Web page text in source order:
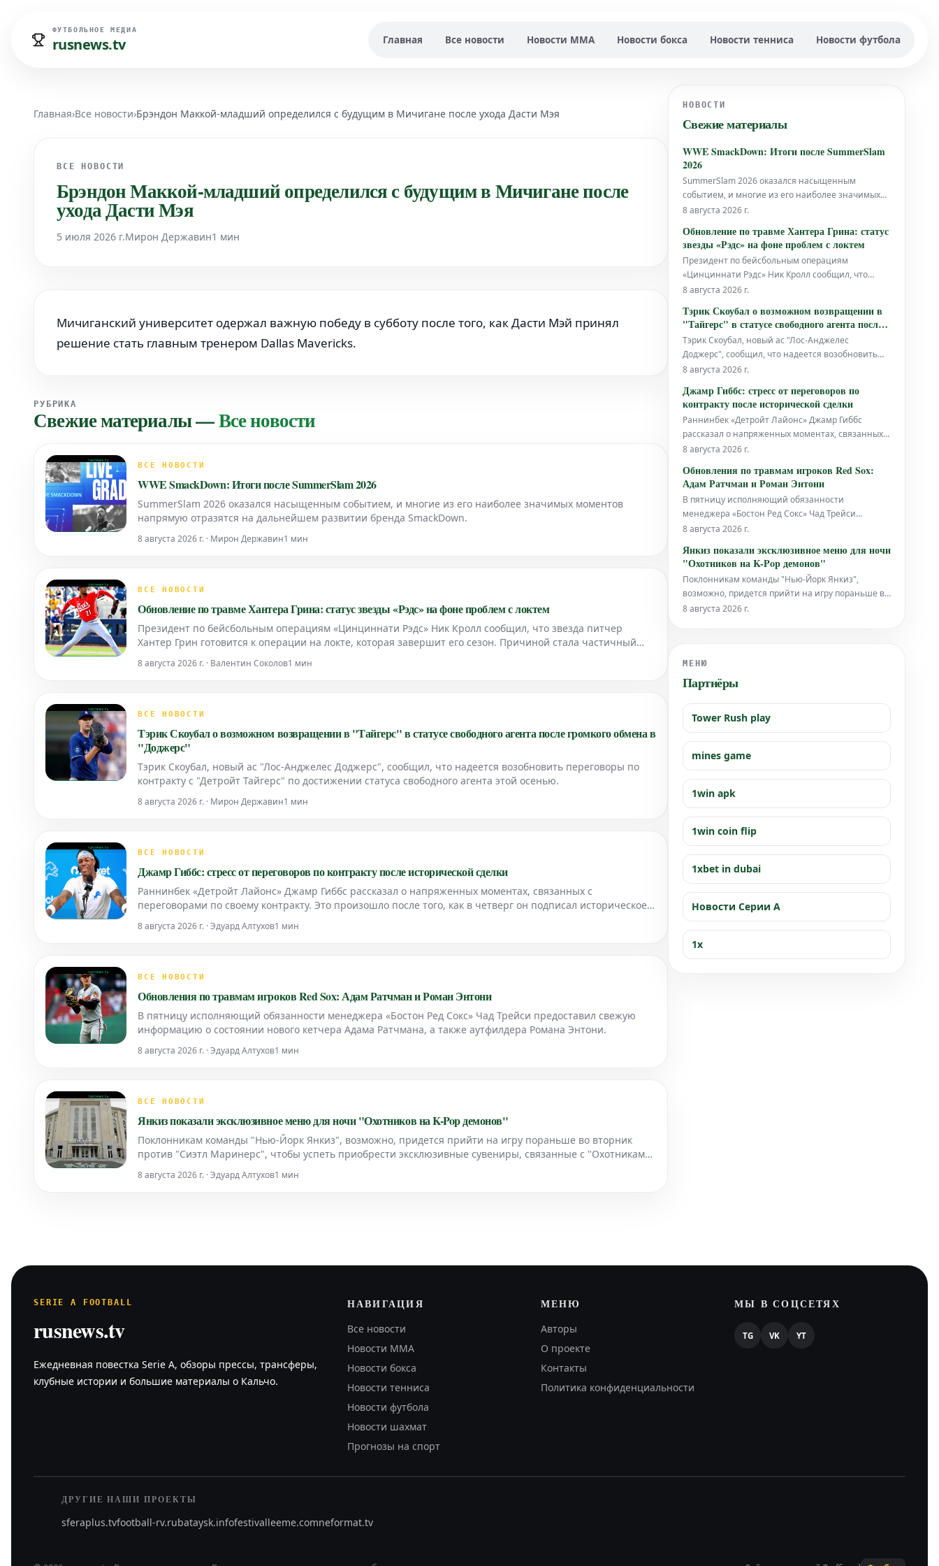
ФУТБОЛЬНОЕ МЕДИА
rusnews.tv Главная Все новости Новости MMA Новости бокса Новости тенниса Новости футбола
Главная›Все новости›Брэндон Маккой-младший определился с будущим в Мичигане после ухода Дасти Мэя
ВСЕ НОВОСТИ
Брэндон Маккой-младший определился с будущим в Мичигане после
ухода Дасти Мэя
5 июля 2026 г.Мирон Державин1 мин
Мичиганский университет одержал важную победу в субботу после того, как Дасти Мэй принял
решение стать главным тренером Dallas Mavericks.
РУБРИКА
Свежие материалы—Все новости
ВСЕ НОВОСТИ
WWE SmackDown: Итоги после SummerSlam 2026
SummerSlam 2026 оказался насыщенным событием, и многие из его наиболее значимых моментов
напрямую отразятся на дальнейшем развитии бренда SmackDown.
8 августа 2026 г. · Мирон Державин1 мин
ВСЕ НОВОСТИ
Обновление по травме Хантера Грина: статус звезды «Рэдс» на фоне проблем с локтем
Президент по бейсбольным операциям «Цинциннати Рэдс» Ник Кролл сообщил, что звезда питчер
Хантер Грин готовится к операции на локте, которая завершит его сезон. Причиной стала частичный
8 августа 2026 г. · Валентин Соколов1 мин
ВСЕ НОВОСТИ
Тэрик Скоубал о возможном возвращении в "Тайгерс" в статусе свободного агента после громкого обмена в
"Доджерс"
Тэрик Скоубал, новый ас "Лос-Анджелес Доджерс", сообщил, что надеется возобновить переговоры по
контракту с "Детройт Тайгерс" по достижении статуса свободного агента этой осенью.
8 августа 2026 г. · Мирон Державин1 мин
ВСЕ НОВОСТИ
Джамр Гиббс: стресс от переговоров по контракту после исторической сделки
Раннинбек «Детройт Лайонс» Джамр Гиббс рассказал о напряженных моментах, связанных с
переговорами по своему контракту. Это произошло после того, как в четверг он подписал историческое
8 августа 2026 г. · Эдуард Алтухов1 мин
ВСЕ НОВОСТИ
Обновления по травмам игроков Red Sox: Адам Ратчман и Роман Энтони
В пятницу исполняющий обязанности менеджера «Бостон Ред Сокс» Чад Трейси предоставил свежую
информацию о состоянии нового кетчера Адама Ратчмана, а также аутфилдера Романа Энтони.
8 августа 2026 г. · Эдуард Алтухов1 мин
ВСЕ НОВОСТИ
Янкиз показали эксклюзивное меню для ночи "Охотников на K-Pop демонов"
Поклонникам команды "Нью-Йорк Янкиз", возможно, придется прийти на игру пораньше во вторник
против "Сиэтл Маринерс", чтобы успеть приобрести эксклюзивные сувениры, связанные с "Охотниками
8 августа 2026 г. · Эдуард Алтухов1 мин
НОВОСТИ
Свежие материалы
WWE SmackDown: Итоги после SummerSlam
2026
SummerSlam 2026 оказался насыщенным
событием, и многие из его наиболее значимых
моментов напрямую отразятся на дальнейшем
8 августа 2026 г.
Обновление по травме Хантера Грина: статус
звезды «Рэдс» на фоне проблем с локтем
Президент по бейсбольным операциям
«Цинциннати Рэдс» Ник Кролл сообщил, что
звезда питчер Хантер Грин готовится к операции
стала частичный разрыв связки, как сообщает
Бриттани Гироли из The Athletic.
8 августа 2026 г.
Тэрик Скоубал о возможном возвращении в
"Тайгерс" в статусе свободного агента после
громкого обмена в "Доджерс"
Тэрик Скоубал, новый ас "Лос-Анджелес
Доджерс", сообщил, что надеется возобновить
переговоры по контракту с "Детройт Тайгерс" по
осенью.
8 августа 2026 г.
Джамр Гиббс: стресс от переговоров по
контракту после исторической сделки
Раннинбек «Детройт Лайонс» Джамр Гиббс
рассказал о напряженных моментах, связанных с
переговорами по своему контракту. Это
историческое соглашение, которое сделало его
самым высокооплачиваемым раннинбеком в
НФЛ, как сообщает ESPN.
8 августа 2026 г.
Обновления по травмам игроков Red Sox:
Адам Ратчман и Роман Энтони
В пятницу исполняющий обязанности
менеджера «Бостон Ред Сокс» Чад Трейси
предоставил свежую информацию о состоянии
аутфилдера Романа Энтони.
8 августа 2026 г.
Янкиз показали эксклюзивное меню для ночи
"Охотников на K-Pop демонов"
Поклонникам команды "Нью-Йорк Янкиз",
возможно, придется прийти на игру пораньше во
вторник против "Сиэтл Маринерс", чтобы успеть
8 августа 2026 г.
МЕНЮ
Партнёры
Tower Rush play
mines game
1win apk
1win coin flip
1xbet in dubai
Новости Серии А
1x
SERIE A FOOTBALL
rusnews.tv
Ежедневная повестка Serie A, обзоры прессы, трансферы,
клубные истории и большие материалы о Кальчо.
НАВИГАЦИЯ
Все новости
Новости MMA
Новости бокса
Новости тенниса
Новости футбола
Новости шахмат
Прогнозы на спорт
МЕНЮ
Авторы
О проекте
Контакты
Политика конфиденциальности
МЫ В СОЦСЕТЯХ
TG VK YT
ДРУГИЕ НАШИ ПРОЕКТЫ
sferaplus.tvfootball-rv.rubataysk.infofestivalleeme.comneformat.tv